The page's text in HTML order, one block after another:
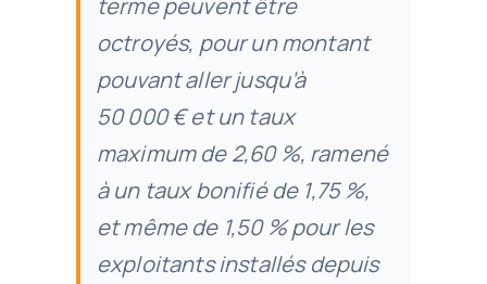
octroyés, pour un montant
pouvant aller jusqu’à
50 000 € et un taux
maximum de 2,60 %, ramené
à un taux bonifié de 1,75 %,
et même de 1,50 % pour les
exploitants installés depuis